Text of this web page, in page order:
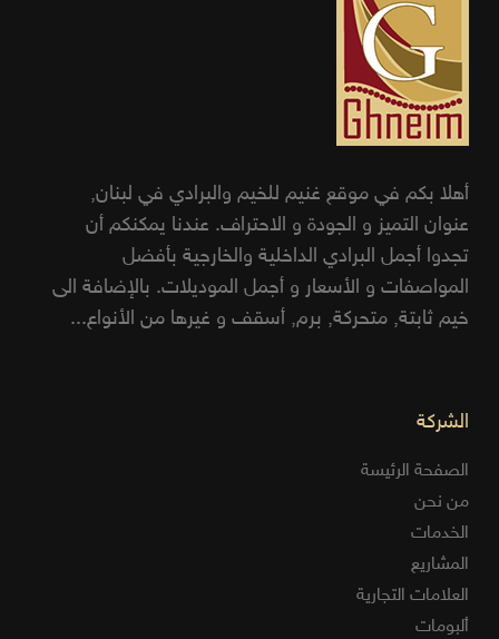
أهلا بكم في موقع غنيم للخيم والبرادي في لبنان,
عنوان التميز و الجودة و الاحتراف. عندنا يمكنكم أن
تجدوا أجمل البرادي الداخلية والخارجية بأفضل
المواصفات و الأسعار و أجمل الموديلات. بالإضافة الى
خيم ثابتة, متحركة, برم, أسقف و غيرها من الأنواع...
الشركة
الصفحة الرئيسة
من نحن
الخدمات
المشاريع
العلامات التجارية
ألبومات